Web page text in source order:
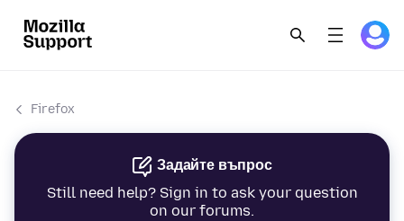
Firefox
Задайте въпрос
Still need help? Sign in to ask your question
on our forums.